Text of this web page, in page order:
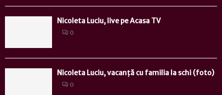
Nicoleta Luciu, live pe Acasa TV
0
Nicoleta Luciu, vacanță cu familia la schi (foto)
0